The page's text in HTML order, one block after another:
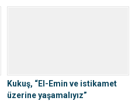
İsa Kukuş, 10 Ocak çalışan
Kukuş, “El-Emin ve istikamet
üzerine yaşamalıyız”